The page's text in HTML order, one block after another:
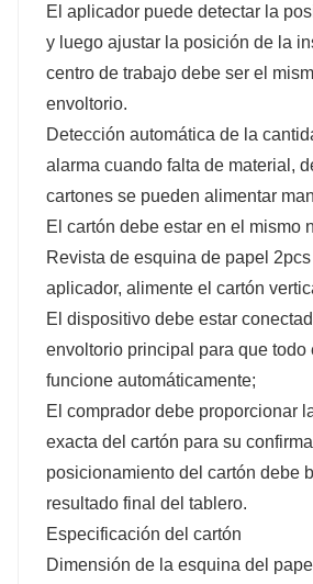
El aplicador puede detectar la
y luego ajustar la posición de la
centro de trabajo debe ser el
envoltorio.
Detección automática de la
alarma cuando falta de material,
cartones se pueden alimentar
El cartón debe estar en el mismo
Revista de esquina de papel
aplicador, alimente el cartón
El dispositivo debe estar
envoltorio principal para que todo
funcione automáticamente;
El comprador debe proporcionar
exacta del cartón para su
posicionamiento del cartón debe
resultado final del tablero.
Especificación del cartón
Dimensión de la esquina del